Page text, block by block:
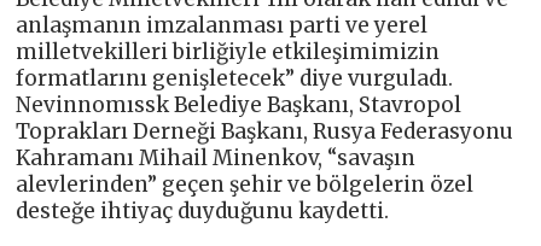
anlaşmanın imzalanması parti ve yerel
milletvekilleri birliğiyle etkileşimimizin
formatlarını genişletecek” diye vurguladı.
Nevinnomıssk Belediye Başkanı, Stavropol
Toprakları Derneği Başkanı, Rusya Federasyonu
Kahramanı Mihail Minenkov, “savaşın
alevlerinden” geçen şehir ve bölgelerin özel
desteğe ihtiyaç duyduğunu kaydetti.